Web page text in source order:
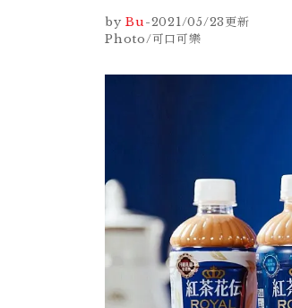
by Bu-2021/05/23更新
Photo/可口可樂